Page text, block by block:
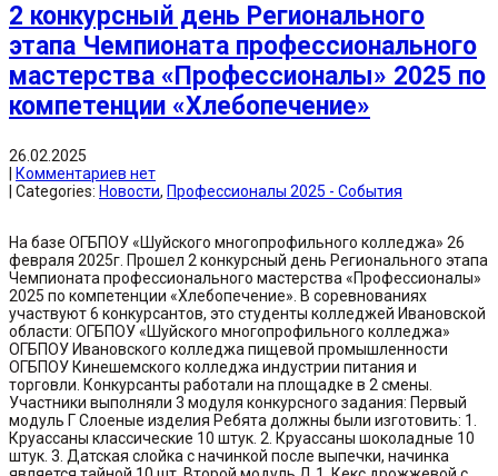
2 конкурсный день Регионального
этапа Чемпионата профессионального
мастерства «Профессионалы» 2025 по
компетенции «Хлебопечение»
26.02.2025
Комментариев нет
| Categories: Новости, Профессионалы 2025 - События
На базе ОГБПОУ «Шуйского многопрофильного колледжа» 26
февраля 2025г. Прошел 2 конкурсный день Регионального этапа
Чемпионата профессионального мастерства «Профессионалы»
2025 по компетенции «Хлебопечение». В соревнованиях
участвуют 6 конкурсантов, это студенты колледжей Ивановской
области: ОГБПОУ «Шуйского многопрофильного колледжа»
ОГБПОУ Ивановского колледжа пищевой промышленности
ОГБПОУ Кинешемского колледжа индустрии питания и
торговли. Конкурсанты работали на площадке в 2 смены.
Участники выполняли 3 модуля конкурсного задания: Первый
модуль Г Слоеные изделия Ребята должны были изготовить: 1.
Круассаны классические 10 штук. 2. Круассаны шоколадные 10
штук. 3. Датская слойка с начинкой после выпечки, начинка